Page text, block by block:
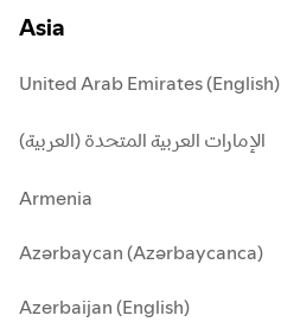
Asia
United Arab Emirates (English)
الإمارات العربية المتحدة (العربية)
Armenia
Azərbaycan (Azərbaycanca)
Azerbaijan (English)